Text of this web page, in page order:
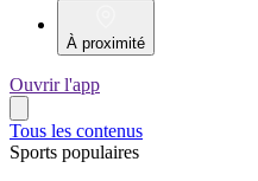
À proximité
Ouvrir l'app
Tous les contenus
Sports populaires